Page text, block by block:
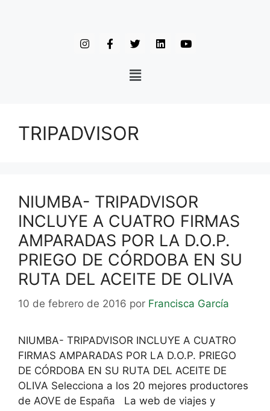
TRIPADVISOR
NIUMBA- TRIPADVISOR
INCLUYE A CUATRO FIRMAS
AMPARADAS POR LA D.O.P.
PRIEGO DE CÓRDOBA EN SU
RUTA DEL ACEITE DE OLIVA
10 de febrero de 2016 por Francisca García
NIUMBA- TRIPADVISOR INCLUYE A CUATRO
FIRMAS AMPARADAS POR LA D.O.P. PRIEGO
DE CÓRDOBA EN SU RUTA DEL ACEITE DE
OLIVA Selecciona a los 20 mejores productores
de AOVE de España La web de viajes y